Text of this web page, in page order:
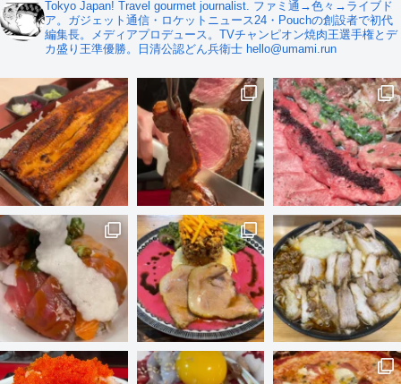
Tokyo Japan! Travel gourmet journalist. ファミ通→色々→ライブド
ア。ガジェット通信・ロケットニュース24・Pouchの創設者で初代
編集長。メディアプロデュース。TVチャンピオン焼肉王選手権とデ
カ盛り王準優勝。日清公認どん兵衛士 hello@umami.run